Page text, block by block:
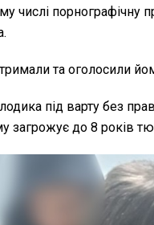
числі порнографічну
та оголосили
під варту без
загрожує до 8 років